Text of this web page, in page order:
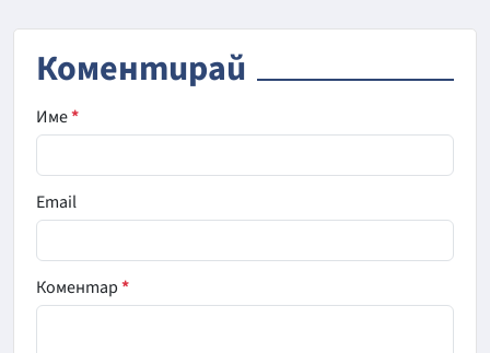
Коментирай
Име*
Email
Коментар*